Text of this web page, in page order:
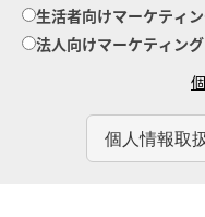
生活者向けマーケティ
法人向けマーケティング